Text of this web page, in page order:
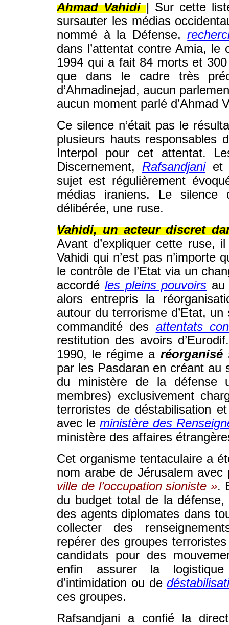
Ahmad Vahidi| Sur cette
sursauter les médias
nommé à la Défense,
dans l’attentat contre Amia,
1994 qui a fait 84 morts et
que dans le cadre très
d’Ahmadinejad, aucun
aucun moment parlé d’Ahmad
Ce silence n’était pas le
plusieurs hauts responsables
Interpol pour cet attentat.
Discernement, Rafsandjani
sujet est régulièrement
médias iraniens. Le
délibérée, une ruse.
Vahidi, un acteur discret
Avant d’expliquer cette ruse,
Vahidi qui n’est pas n’importe
le contrôle de l’Etat via un
accordé les pleins pouvoirs au
alors entrepris la
autour du terrorisme d’Etat,
commandité des attentats
restitution des avoirs
1990, le régime a réorganisé
par les Pasdaran en créant
du ministère de la défense
membres) exclusivement
terroristes de déstabilisation
avec le ministère des
ministère des affaires
Cet organisme tentaculaire a
nom arabe de Jérusalem
ville de l’occupation sioniste ».
du budget total de la
des agents diplomates dans
collecter des
repérer des groupes
candidats pour des
enfin assurer la
d’intimidation ou de
ces groupes.
Rafsandjani a confié la